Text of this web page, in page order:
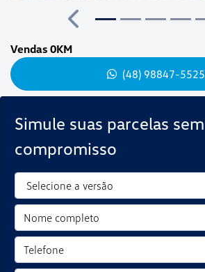
Simule suas parcelas sem
compromisso
Anterior
Vendas 0KM
(48) 98847-5525